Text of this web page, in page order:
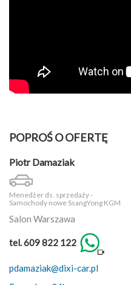
POPROŚ O OFERTĘ
Piotr Damaziak
Menedżer ds. sprzedaży -
Samochody nowe SsangYong KGM
Salon Warszawa
tel. 609 822 122
pdamaziak@dixi-car.pl